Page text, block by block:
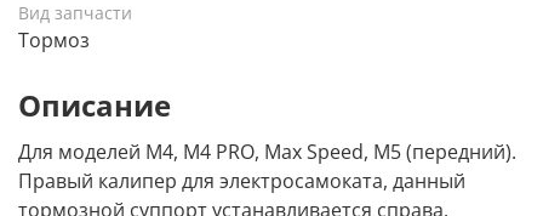
Вид запчасти
Тормоз
Описание
Для моделей M4, M4 PRO, Max Speed, M5 (передний).
Правый калипер для электросамоката, данный
тормозной суппорт устанавливается справа.